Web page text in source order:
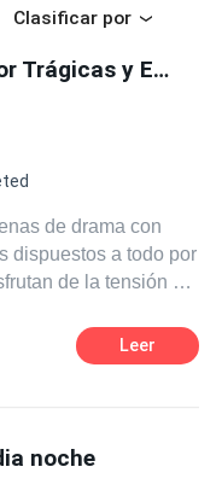
Clasificar por
Historias de Amor Trágicas y Exageradas
de drama con
dispuestos a todo por
de la tensión y
Leer
noche